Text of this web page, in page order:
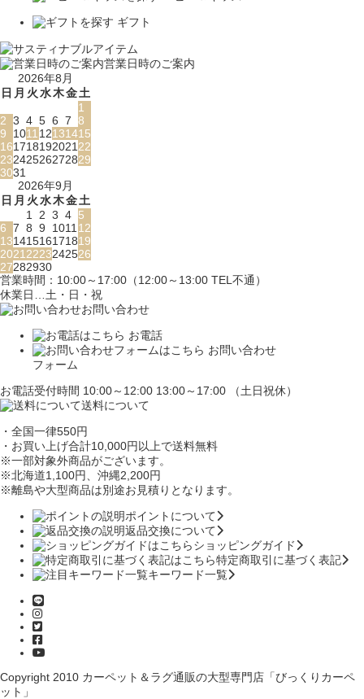
ギフト
営業日時のご案内
2026年8月
日 月 火水木金土
1
2 3 4 5 6 7 8
9
1011 12131415
161718192021 22
23242526272829
3031
2026年9月
日 月 火水木金土
1
2 3 4 5
6 7 8 9 1011 12
13141516171819
2021 2223242526
27282930
営業時間：10:00～17:00（12:00～13:00 TEL不通）
休業日…土・日・祝
お問い合わせ
お電話
お問い合わせ
フォーム
お電話受付時間 10:00～12:00 13:00～17:00 （土日祝休）
送料について
・全国一律550円
・お買い上げ合計10,000円 以上で送料無料
※一部対象外商品がございます。
※北海道1,100円
、沖縄2,200円
※離島や大型商品は別途お見積りとなります。
ポイントについて
返品交換について
ショッピングガイド
特定商取引に基づく表記
キーワード一覧
Copyright 2010 カーペット＆ラグ通販の大型専門店「びっくりカーペ
ット」